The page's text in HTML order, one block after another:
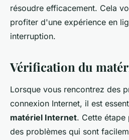
résoudre efficacement. Cela
profiter d'une expérience en
interruption.
Vérification du
Lorsque vous rencontrez des
connexion Internet, il est
matériel Internet. Cette étape
des problèmes qui sont